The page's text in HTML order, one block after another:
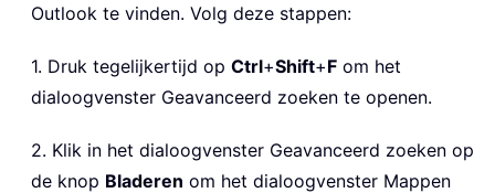
Outlook te vinden. Volg deze stappen:
1. Druk tegelijkertijd op Ctrl+Shift+F om het
dialoogvenster Geavanceerd zoeken te openen.
2. Klik in het dialoogvenster Geavanceerd zoeken op
de knop Bladeren om het dialoogvenster Mappen